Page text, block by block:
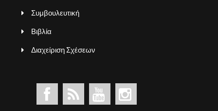
Συμβουλευτική
Βιβλία
Διαχείριση Σχέσεων